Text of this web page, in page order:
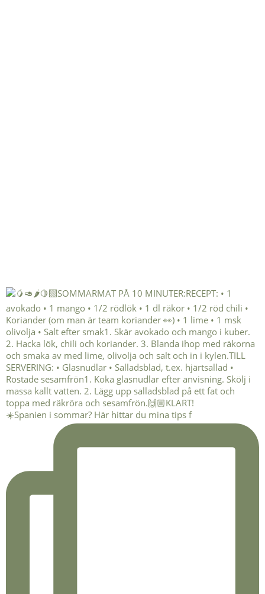
☀️Spanien i sommar? Här hittar du mina tips f